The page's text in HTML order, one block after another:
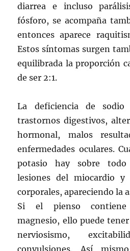
diarrea e incluso
fósforo, se acompaña
entonces aparece
Estos síntomas surgen
equilibrada la proporción
de ser 2:1.
La deficiencia de sodio
trastornos digestivos,
hormonal, malos
enfermedades oculares.
potasio hay sobre
lesiones del miocardio y
corporales, apareciendo la
Si el pienso contiene
magnesio, ello puede
nerviosismo,
convulsiones. Así